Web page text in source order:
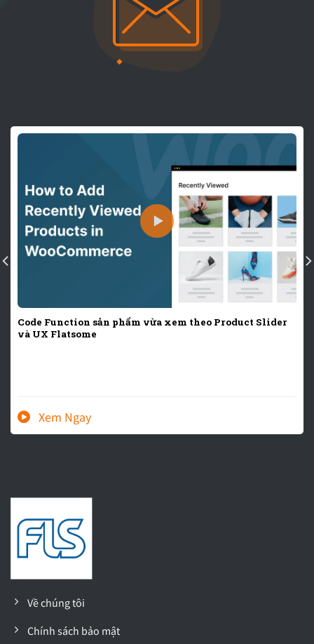
Code Function sản phẩm vừa xem theo Product Slider
và UX Flatsome
Về chúng tôi
Chính sách bảo mật